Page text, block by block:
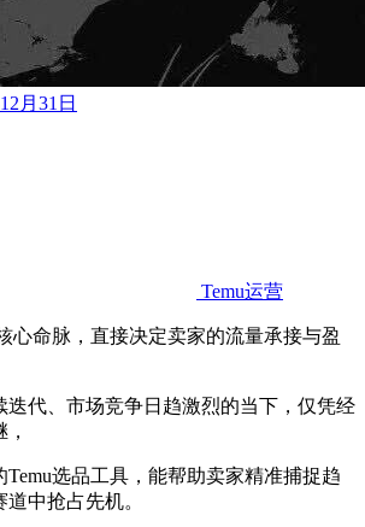
月31日
Temu运营
心命脉，直接决定卖家的流量承接与盈
迭代、市场竞争日趋激烈的当下，仅凭经
Temu选品工具，能帮助卖家精准捕捉趋
中抢占先机。